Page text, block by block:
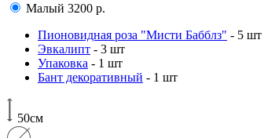
Малый 3200 р.
Пионовидная роза "Мисти Бабблз" - 5 шт
Эвкалипт - 3 шт
Упаковка - 1 шт
Бант декоративный - 1 шт
50см